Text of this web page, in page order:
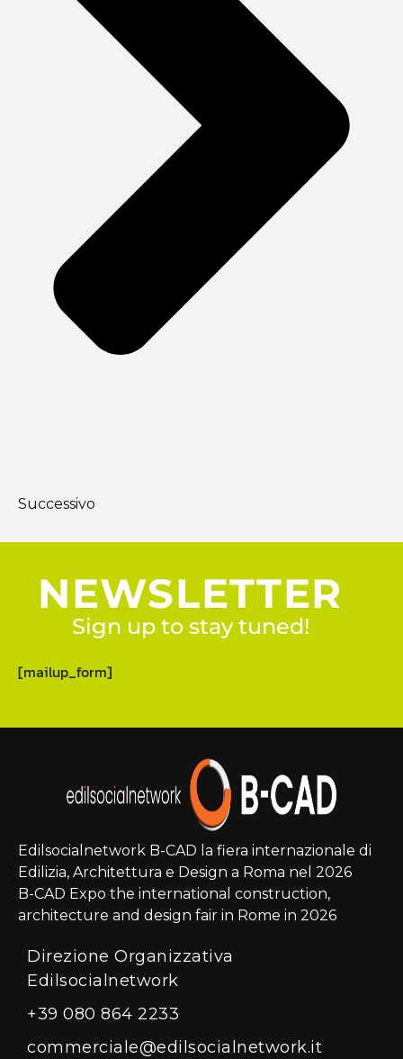
Successivo
NEWSLETTER
Sign up to stay tuned!
[mailup_form]
Edilsocialnetwork B-CAD la fiera internazionale di
Edilizia, Architettura e Design a Roma nel 2026
B-CAD Expo the international construction,
architecture and design fair in Rome in 2026
Direzione Organizzativa
Edilsocialnetwork
+39 080 864 2233
commerciale@edilsocialnetwork.it